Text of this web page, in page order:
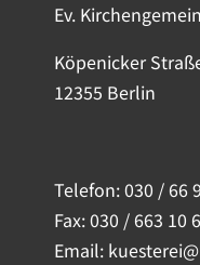
Ev.
Köpenicker
12355 Berlin
Telefon:030 / 66
Fax: 030 / 663 10
Email: